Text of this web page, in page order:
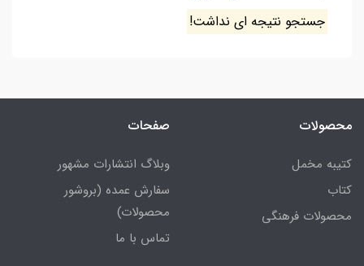
جستجو نتیجه ای نداشت!
محصولات
کتیبه مخمل
کتاب
محصولات فرهنگی
صفحات
وبلاگ انتشارات مشهور
سفارش عمده (بروشور
محصولات)
تماس با ما